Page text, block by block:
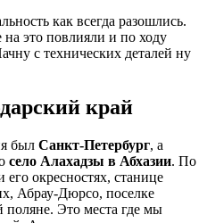
как всегда разошлись.
это повлияли и по ходу
с технических деталей ну
край
был Санкт-Петербург, а
село Алахадзы в Абхазии. По
окресностях, станице
Абрау-Дюрсо, поселке
Это места где мы